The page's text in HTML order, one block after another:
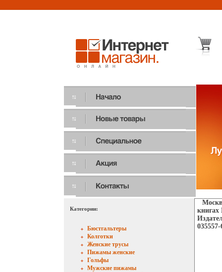
Категории:
Бюстгальтеры
Колготки
Женские трусы
Пижамы женские
Гольфы
Мужские пижамы
книгах